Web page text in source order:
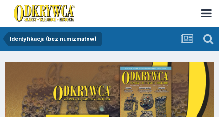
Identyfikacja (bez numizmatów)